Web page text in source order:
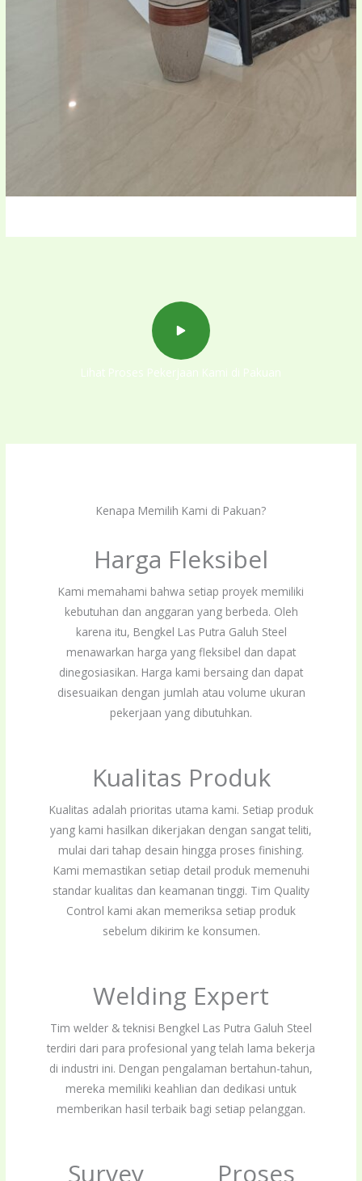
Lihat Proses Pekerjaan Kami di Pakuan
Kenapa Memilih Kami di Pakuan?
Harga Fleksibel
Kami memahami bahwa setiap proyek memiliki
kebutuhan dan anggaran yang berbeda. Oleh
karena itu, Bengkel Las Putra Galuh Steel
menawarkan harga yang fleksibel dan dapat
dinegosiasikan. Harga kami bersaing dan dapat
disesuaikan dengan jumlah atau volume ukuran
pekerjaan yang dibutuhkan.
Kualitas Produk
Kualitas adalah prioritas utama kami. Setiap produk
yang kami hasilkan dikerjakan dengan sangat teliti,
mulai dari tahap desain hingga proses finishing.
Kami memastikan setiap detail produk memenuhi
standar kualitas dan keamanan tinggi. Tim Quality
Control kami akan memeriksa setiap produk
sebelum dikirim ke konsumen.
Welding Expert
Tim welder & teknisi Bengkel Las Putra Galuh Steel
terdiri dari para profesional yang telah lama bekerja
di industri ini. Dengan pengalaman bertahun-tahun,
mereka memiliki keahlian dan dedikasi untuk
memberikan hasil terbaik bagi setiap pelanggan.
Survey Proses